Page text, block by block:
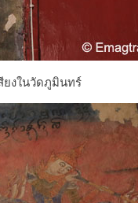
งในวัดภูมินทร์